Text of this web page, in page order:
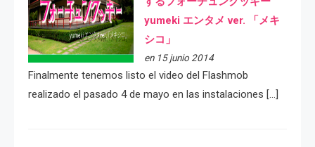
yumeki エンタメ ver. 「メキ
シコ」
en 15 junio 2014
Finalmente tenemos listo el video del Flashmob
realizado el pasado 4 de mayo en las instalaciones […]